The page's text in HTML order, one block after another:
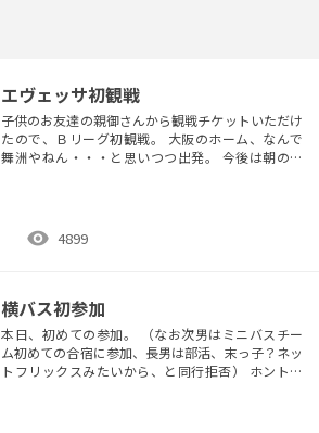
エヴェッサ初観戦
子供のお友達の親御さんから観戦チケットいただけ
たので、Ｂリーグ初観戦。 大阪のホーム、なんで
舞洲やねん・・・と思いつつ出発。 今後は朝のう
メンバーさんもあまり存じ上げておらず、すみませ
ん・・・な感じで見に行ったのですが、面白かった
visibility 4899
横バス初参加
本日、初めての参加。 （なお次男はミニバスチー
ム初めての合宿に参加、長男は部活、末っ子？ネッ
トフリックスみたいから、と同行拒否） ホント何